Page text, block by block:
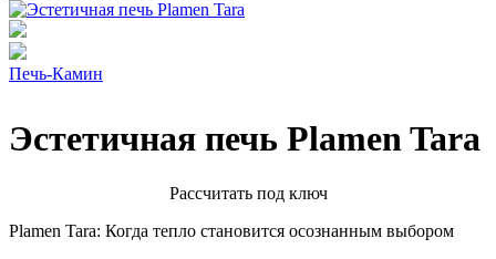
Эстетичная печь Plamen Tara
Печь-Камин
Расcчитать под ключ
Plamen Tara: Когда тепло становится осознанным выбором